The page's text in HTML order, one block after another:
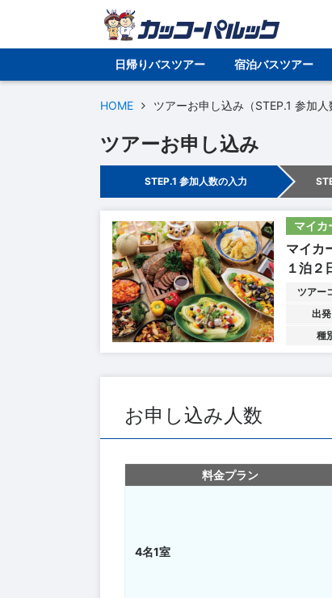
日帰りバスツアー 宿泊バスツアー
HOME ツアーお申し込み（STEP.1 参加人
ツアーお申し込み
STEP.1 参加人数の入力
マイカ
マイカ
１泊２
ツアー
出
種
お申し込み人数
料金プラン
4名1室